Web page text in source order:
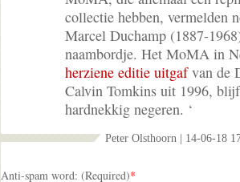
collectie hebben, vermelden
Marcel Duchamp (1887-
naambordje. Het MoMA in
herziene editie uitgafvan de
Calvin Tomkins uit 1996,
hardnekkig negeren. ‘
Peter Olsthoorn | 14-06-18
Anti-spam word: (Required)*